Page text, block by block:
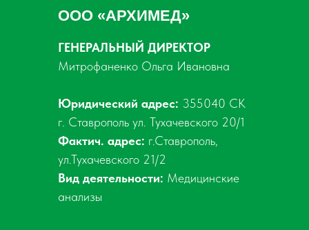
ГЕНЕРАЛЬНЫЙ ДИРЕКТОР
Митрофаненко Ольга Ивановна
Юридический адрес: 355040 СК
г. Ставрополь ул. Тухачевского 20/1
Фактич. адрес: г.Ставрополь,
ул.Тухачевского 21/2
Вид деятельности: Медицинские
анализы
ООО «АРХИМЕД»